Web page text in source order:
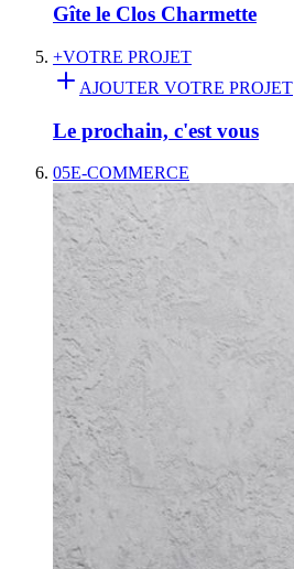
Gîte le Clos Charmette
+VOTRE PROJET
AJOUTER VOTRE PROJET
Le prochain, c'est vous
05E-COMMERCE